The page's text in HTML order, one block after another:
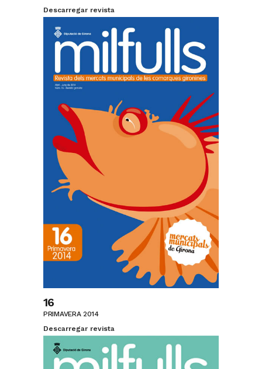
Descarregar revista
16
PRIMAVERA 2014
Descarregar revista